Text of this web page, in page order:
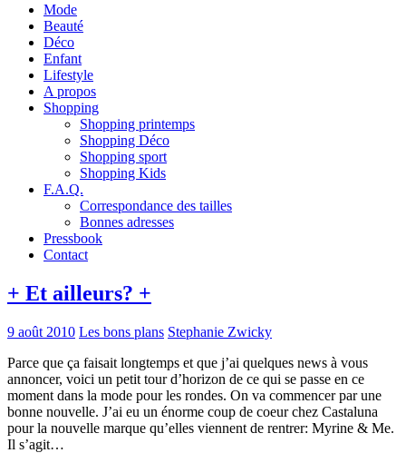
Mode
Beauté
Déco
Enfant
Lifestyle
A propos
Shopping
Shopping printemps
Shopping Déco
Shopping sport
Shopping Kids
F.A.Q.
Correspondance des tailles
Bonnes adresses
Pressbook
Contact
+ Et ailleurs? +
9 août 2010 Les bons plans Stephanie Zwicky
Parce que ça faisait longtemps et que j’ai quelques news à vous
annoncer, voici un petit tour d’horizon de ce qui se passe en ce
moment dans la mode pour les rondes. On va commencer par une
bonne nouvelle. J’ai eu un énorme coup de coeur chez Castaluna
pour la nouvelle marque qu’elles viennent de rentrer: Myrine & Me.
Il s’agit…